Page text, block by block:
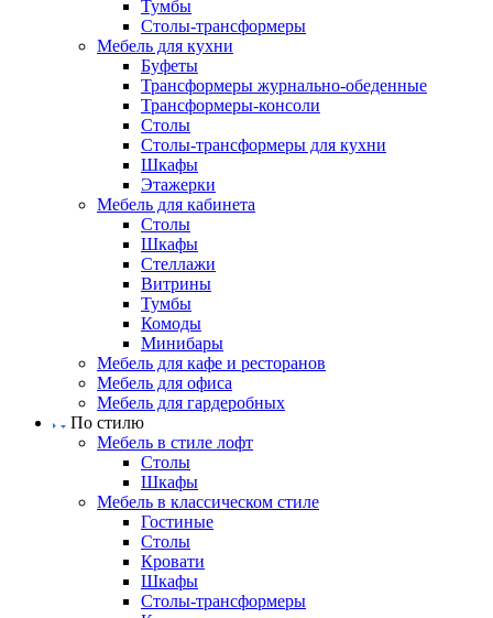
Тумбы
Столы-трансформеры
Мебель для кухни
Буфеты
Трансформеры журнально-обеденные
Трансформеры-консоли
Столы
Столы-трансформеры для кухни
Шкафы
Этажерки
Мебель для кабинета
Столы
Шкафы
Стеллажи
Витрины
Тумбы
Комоды
Минибары
Мебель для кафе и ресторанов
Мебель для офиса
Мебель для гардеробных
По стилю
Мебель в стиле лофт
Столы
Шкафы
Мебель в классическом стиле
Гостиные
Столы
Кровати
Шкафы
Столы-трансформеры